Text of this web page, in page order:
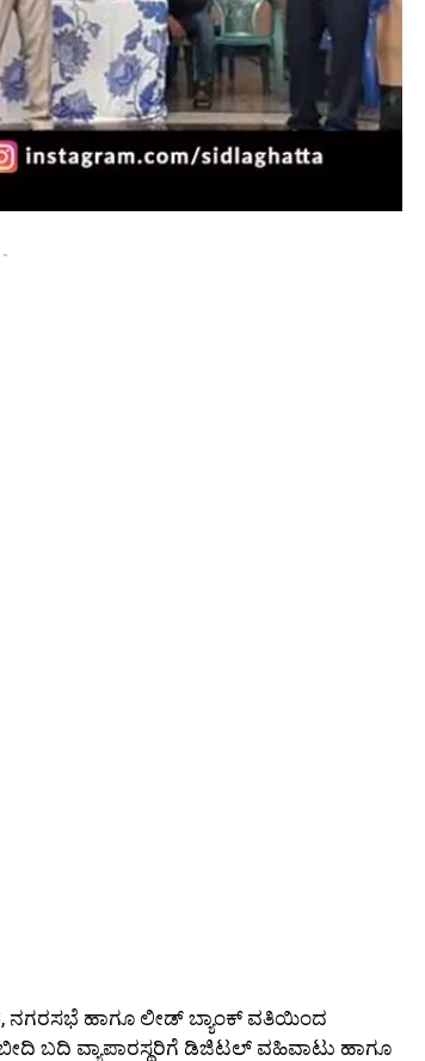
-
ನಗರಸಭೆ ಹಾಗೂ ಲೀಡ್ ಬ್ಯಾಂಕ್ ವತಿಯಿಂದ
ಬದಿ ವ್ಯಾಪಾರಸ್ಥರಿಗೆ ಡಿಜಿಟಲ್ ವಹಿವಾಟು ಹಾಗೂ